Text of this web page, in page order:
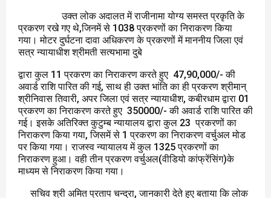
उक्त लोक अदालत में राजीनामा योग्य समस्त प्रकृति के
प्रकरण रखे गए थे,जिनमें से 1038 प्रकरणों का निराकरण किया
गया। मोटर दुर्घटना दावा अधिकरण के प्रकरणों में माननीय जिला एवं
सत्र न्यायाधीश श्रीमती सत्यभामा दुबे
द्वारा कुल 11 प्रकरण का निराकरण करते हुए 47,90,000/- की
अवार्ड राशि पारित की गई, साथ ही उक्त भांति का ही प्रकरण श्रीमान्
श्रीनिवास तिवारी, अपर जिला एवं सत्र न्यायाधीश, कबीरधाम द्वारा 01
प्रकरण का निराकरण करते हुए 350000/- की अवार्ड राशि पारित की
गई। इसके अतिरिक्त कुटुम्ब न्यायालय द्वारा कुल 23 प्रकरणों का
निराकरण किया गया, जिसमें से 1 प्रकरण का निराकरण वर्चुअल मोड
पर किया गया। राजस्व न्यायालय में कुल 1325 प्रकरणों का
निराकरण हुआ। वही तीन प्रकरण वर्चुअल(वीडियो कांफ्रेंसिंग)के
माध्यम से निराकरण किया गया।
सचिव श्री अमित प्रताप चन्द्रा, जानकारी देते हुए बताया कि लोक